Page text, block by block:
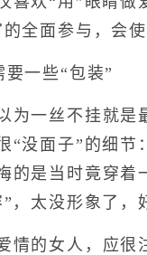
全面参与，会
一些“包装”
一丝不挂就是最
“没面子”的细
的是当时竟穿
，太没形象了，
的女人，应很注